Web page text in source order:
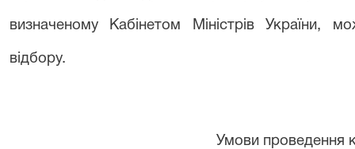
визначеному Кабінетом Міністрів України,
відбору.
Умови проведення